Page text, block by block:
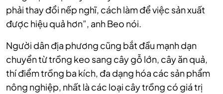
phải thay đổi nếp nghĩ, cách làm để việc sản xuất
được hiệu quả hơn”, anh Beo nói.
Người dân địa phương cũng bắt đầu mạnh dạn
chuyển từ trồng keo sang cây gỗ lớn, cây ăn quả,
thí điểm trồng ba kích, đa dạng hóa các sản phẩm
nông nghiệp, nhất là các loại cây trồng có giá trị